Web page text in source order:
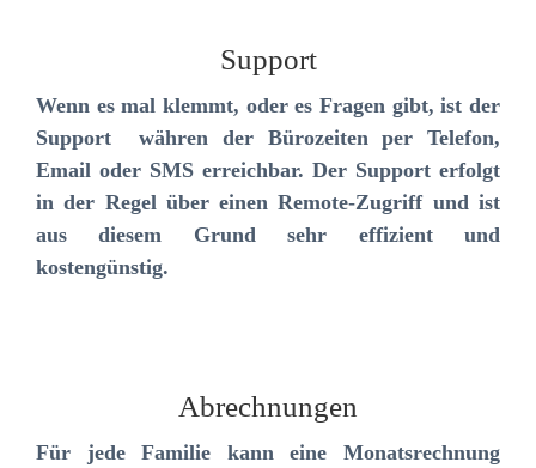
Support
Wenn es mal klemmt, oder es Fragen gibt, ist der
Support währen der Bürozeiten per Telefon,
Email oder SMS erreichbar. Der Support erfolgt
in der Regel über einen Remote-Zugriff und ist
aus diesem Grund sehr effizient und
kostengünstig.
Abrechnungen
Für jede Familie kann eine Monatsrechnung